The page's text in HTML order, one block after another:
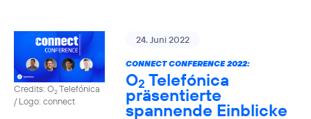
Credits: O2Telefónica
/ Logo: connect
24. Juni 2022
CONNECT CONFERENCE 2022:
O2 Telefónica
präsentierte
spannende Einblicke